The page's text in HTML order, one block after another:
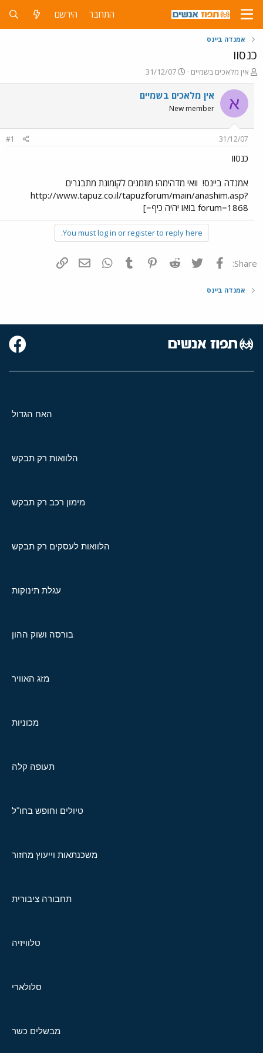
התחבר הירשם
אמנדה ביינס
כנסוו
פ
ו
ת
ח
ה
ש
א
אין מלאכים בשמיים
פ
ו
ר
ם
31/12/07
א אין מלאכים בשמיים
New member
31/12/07
#1
כנסוו
אמנדה ביינס! וואי מדהימה! מוזמנים לקומונת מתבגרים
http://www.tapuz.co.il/tapuzforum/main/anashim.asp?
forum=1868 בואו יהיה כיף=]
You must log in or register to reply here.
Share: פייסבוק Twitter
Reddit
Pinterest
Tumblr
WhatsAppדואר אלקטרוני
אמנדה ביינס
האח הגדול
הלוואות רק תבקש
מימון רכב רק תבקש
הלוואות לעסקים רק תבקש
עגלת תינוקות
בורסה ושוק ההון
מזג האוויר
מכוניות
תעופה קלה
טיולים וחופש בחו"ל
משכנתאות וייעוץ מחזור
תחבורה ציבורית
טלוויזיה
סלולארי
מבשלים כשר